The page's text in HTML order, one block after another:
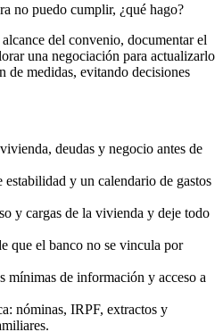
no puedo cumplir, ¿qué hago?
del convenio, documentar el
una negociación para actualizarlo
de medidas, evitando decisiones
deudas y negocio antes de
y un calendario de gastos
y cargas de la vivienda y deje todo
que el banco no se vincula por
mínimas de información y acceso a
nóminas, IRPF, extractos y